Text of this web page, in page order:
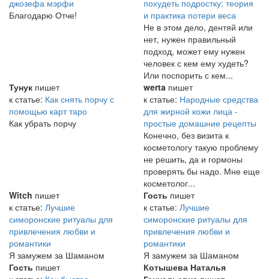
джозефа мэрфи
Благодарю Отче!
похудеть подростку: теория
и практика потери веса
Не в этом дело, дентяй или
нет, нужен правильный
подход, может ему нужен
человек с кем ему худеть?
Или поспорить с кем...
Тунук пишет
к статье: Как снять порчу с
помощью карт таро
Как убрать порчу
werta пишет
к статье: Народные средства
для жирной кожи лица -
простые домашние рецепты
Конечно, без визита к
косметологу такую проблему
не решить, да и гормоны
проверять бы надо. Мне еще
косметолог...
Witch пишет
к статье: Лучшие
симоронские ритуалы для
привлечения любви и
романтики
Я замужем за Шаманом
Гость пишет
к статье: Лучшие
симоронские ритуалы для
привлечения любви и
романтики
Я замужем за Шаманом
Гость пишет
Котышева Наталья